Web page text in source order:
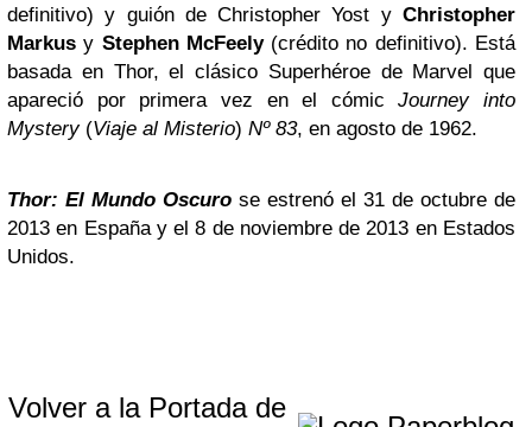
definitivo) y guión de Christopher Yost y Christopher
Markus y Stephen McFeely(crédito no definitivo). Está
basada en Thor, el clásico Superhéroe de Marvel que
apareció por primera vez en el cómicJourney into
Mystery (Viaje al Misterio) Nº 83, en agosto de 1962.
Thor: El Mundo Oscuro se estrenó el 31 de octubre de
2013 en España y el 8 de noviembre de 2013 en Estados
Unidos.
Volver a la Portada de